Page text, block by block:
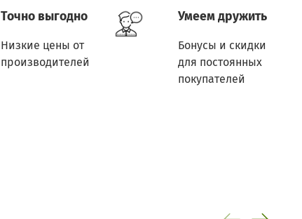
Точно выгодно
Низкие цены от
производителей
Умеем дружить
Бонусы и скидки
для постоянных
покупателей